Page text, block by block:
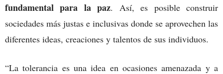
fundamental para la paz. Así, es posible construir
sociedades más justas e inclusivas donde se aprovechen las
diferentes ideas, creaciones y talentos de sus individuos.
“La tolerancia es una idea en ocasiones amenazada y a